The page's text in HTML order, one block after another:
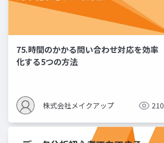
75.時間のかかる問い合わせ対応を効率
化する5つの方法
株式会社メイクアップ 210